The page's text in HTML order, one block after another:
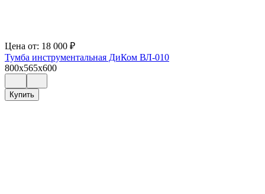
Цена от: 18 000 ₽
Тумба инструментальная ДиКом ВЛ-010
800x565x600
Купить